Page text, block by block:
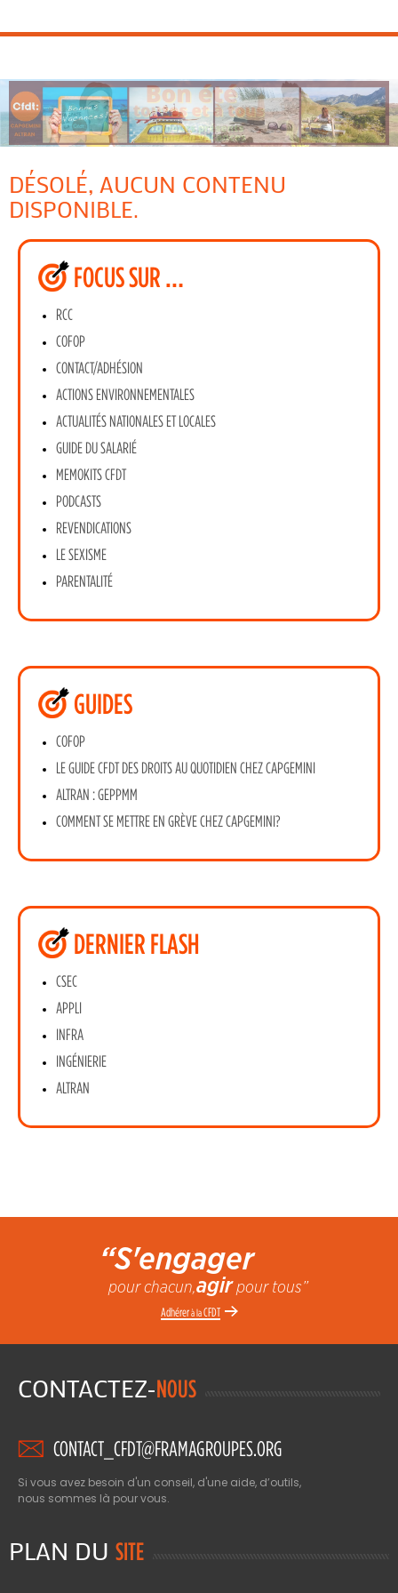
DÉSOLÉ, AUCUN CONTENU
DISPONIBLE.
FOCUS SUR …
RCC
COFOP
CONTACT/ADHÉSION
ACTIONS ENVIRONNEMENTALES
ACTUALITÉS NATIONALES ET LOCALES
GUIDE DU SALARIÉ
MEMOKITS CFDT
PODCASTS
REVENDICATIONS
LE SEXISME
PARENTALITÉ
GUIDES
COFOP
LE GUIDE CFDT DES DROITS AU QUOTIDIEN CHEZ CAPGEMINI
ALTRAN : GEPPMM
COMMENT SE METTRE EN GRÈVE CHEZ CAPGEMINI?
DERNIER FLASH
CSEC
APPLI
INFRA
INGÉNIERIE
ALTRAN
“S'engager
pour chacun,agirpour tous”
Adhérerà laCFDT
CONTACTEZ-NOUS
CONTACT_CFDT@FRAMAGROUPES.ORG
Si vous avez besoin d'un conseil, d'une aide, d’outils,
nous sommes là pour vous.
PLAN DU SITE